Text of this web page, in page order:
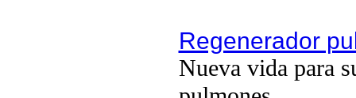
Regenerador
Nueva vida para